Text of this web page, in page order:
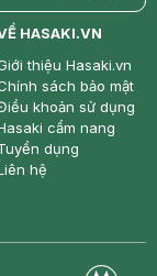
price
HASAKI.VN
thiệu Hasaki.vn
sách bảo mật
khoản sử dụng
cẩm nang
dụng
hệ